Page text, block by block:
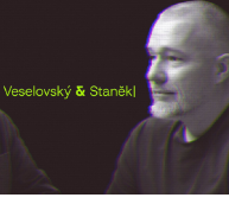
a Putina.